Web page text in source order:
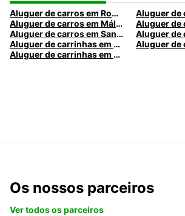
Aluguer de carros em Roma
Aluguer de carros em Málaga
Aluguer de carros em Santa Maria da Feira
Aluguer de
Aluguer de carrinhas em Nice
Aluguer de carrinhas em Caldas da Rainha
Os nossos parceiros
Ver todos os parceiros